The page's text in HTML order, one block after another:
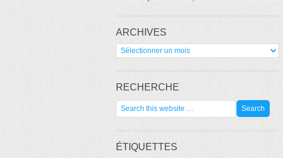
ARCHIVES
Archives
RECHERCHE
ÉTIQUETTES